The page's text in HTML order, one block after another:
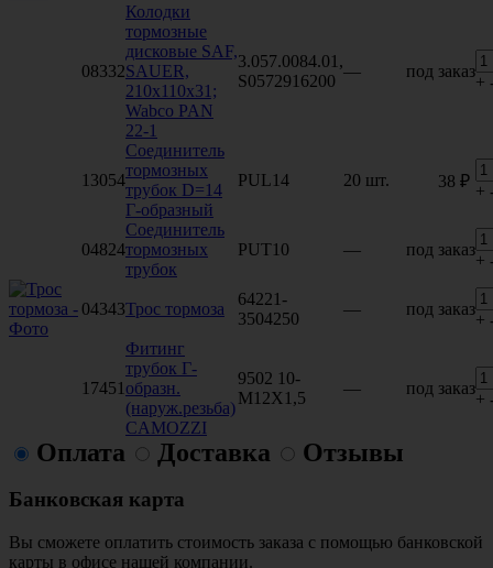
08332
Колодки
тормозные
дисковые SAF,
SAUER,
210х110х31;
Wabco PAN
22-1
3.057.0084.01,
S0572916200
— под заказ
+
13054
Соединитель
тормозных
трубок D=14
Г-образный
PUL14 20 шт. 38 ₽
+
04824
Соединитель
тормозных
трубок
PUT10 — под заказ
+
04343Трос тормоза
64221-
3504250
— под заказ
+
17451
Фитинг
трубок Г-
образн.
(наруж.резьба)
CAMOZZI
9502 10-
M12X1,5
— под заказ
+
Оплата Доставка Отзывы
Банковская карта
Вы сможете оплатить стоимость заказа с помощью банковской
карты в офисе нашей компании.